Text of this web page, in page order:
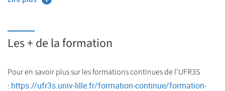
Les + de la formation
Pour en savoir plus sur les formations continues de l'UFR3S
: https://ufr3s.univ-lille.fr/formation-continue/formation-